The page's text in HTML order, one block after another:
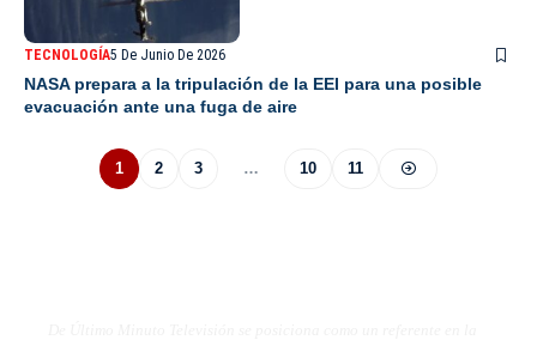
TECNOLOGÍA5 De Junio De 2026
NASA prepara a la tripulación de la EEI para una posible
evacuación ante una fuga de aire
1 2 3 … 10 11